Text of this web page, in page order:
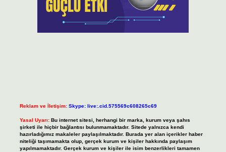
Reklam ve İletişim: Skype: live:.cid.575569c608265c69
Yasal Uyarı: Bu internet sitesi, herhangi bir marka, kurum veya şahıs
şirketi ile hiçbir bağlantısı bulunmamaktadır. Sitede yalnızca kendi
hazırladığımız makaleler paylaşılmaktadır. Burada yer alan içerikler haber
niteliği taşımamakta olup, gerçek kurum ve kişiler hakkında paylaşım
yapılmamaktadır. Gerçek kurum ve kişiler ile isim benzerlikleri tamamen